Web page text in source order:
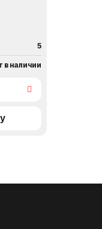
5
в наличии